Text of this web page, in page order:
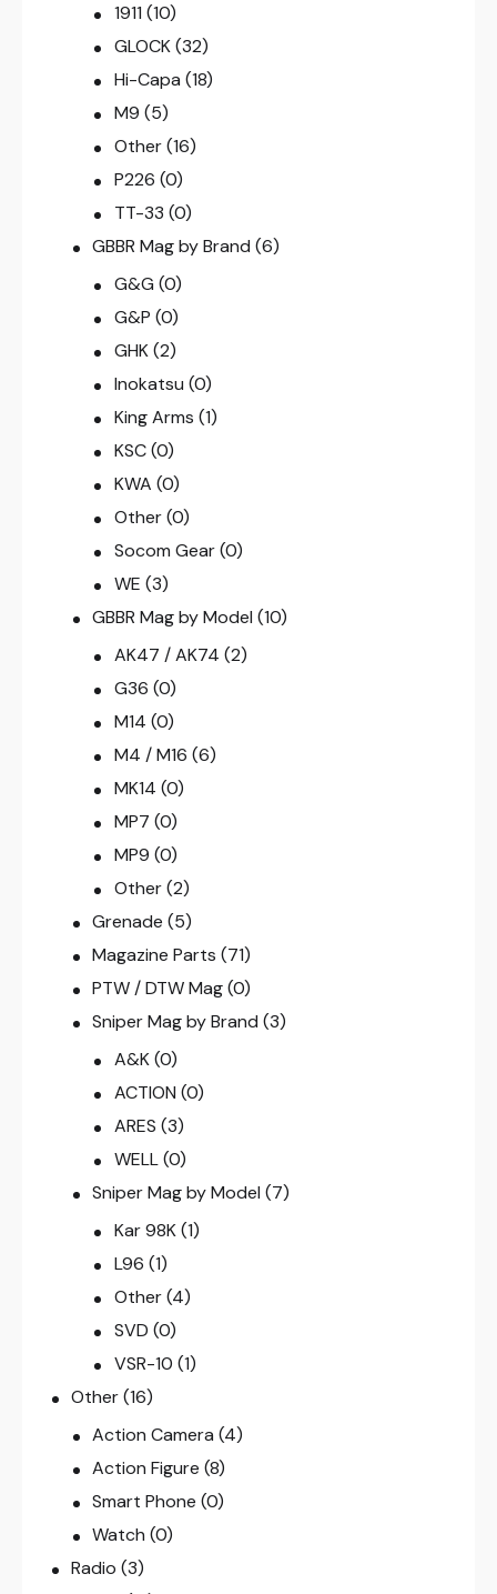
1911 (10)
GLOCK (32)
Hi-Capa (18)
M9 (5)
Other (16)
P226 (0)
TT-33 (0)
GBBR Mag by Brand (6)
G&G (0)
G&P (0)
GHK (2)
Inokatsu (0)
King Arms (1)
KSC (0)
KWA (0)
Other (0)
Socom Gear (0)
WE (3)
GBBR Mag by Model (10)
AK47 / AK74 (2)
G36 (0)
M14 (0)
M4 / M16 (6)
MK14 (0)
MP7 (0)
MP9 (0)
Other (2)
Grenade (5)
Magazine Parts (71)
PTW / DTW Mag (0)
Sniper Mag by Brand (3)
A&K (0)
ACTION (0)
ARES (3)
WELL (0)
Sniper Mag by Model (7)
Kar 98K (1)
L96 (1)
Other (4)
SVD (0)
VSR-10 (1)
Other(16)
Action Camera (4)
Action Figure (8)
Smart Phone (0)
Watch (0)
Radio (3)